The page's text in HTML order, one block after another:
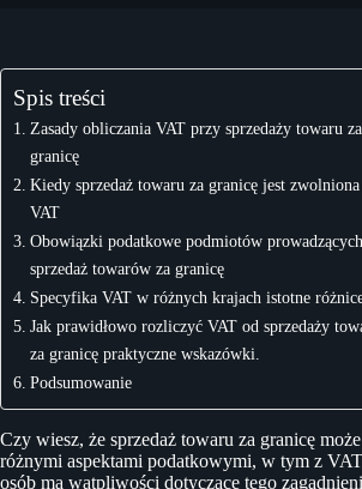
Spis treści
Zasady obliczania VAT przy sprzedaży towaru za
granicę
Kiedy sprzedaż towaru za granicę jest
VAT
Obowiązki podatkowe podmiotów prowadzących
sprzedaż towarów za granicę
Specyfika VAT w różnych krajach istotne
Jak prawidłowo rozliczyć VAT od sprzedaży
za granicę praktyczne wskazówki.
Podsumowanie
Czy wiesz, że sprzedaż towaru za granicę
różnymi aspektami podatkowymi, w tym z
osób ma wątpliwości dotyczące tego